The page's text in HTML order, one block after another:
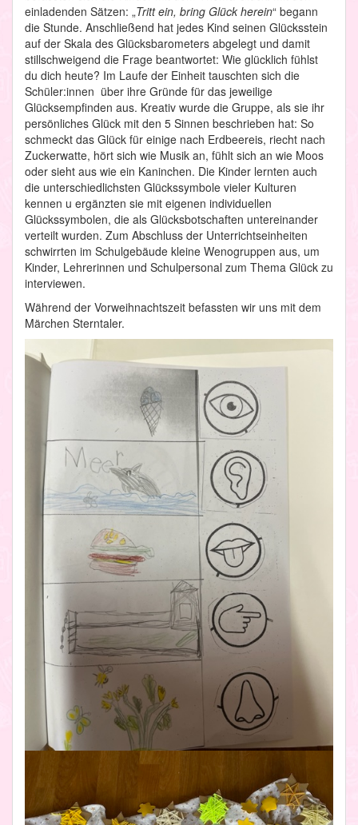
einladenden Sätzen: „Tritt ein, bring Glück herein“ begann
die Stunde. Anschließend hat jedes Kind seinen Glücksstein
auf der Skala des Glücksbarometers abgelegt und damit
stillschweigend die Frage beantwortet: Wie glücklich fühlst
du dich heute? Im Laufe der Einheit tauschten sich die
Schüler:innen über ihre Gründe für das jeweilige
Glücksempfinden aus. Kreativ wurde die Gruppe, als sie ihr
persönliches Glück mit den 5 Sinnen beschrieben hat: So
schmeckt das Glück für einige nach Erdbeereis, riecht nach
Zuckerwatte, hört sich wie Musik an, fühlt sich an wie Moos
oder sieht aus wie ein Kaninchen. Die Kinder lernten auch
die unterschiedlichsten Glückssymbole vieler Kulturen
kennen u ergänzten sie mit eigenen individuellen
Glückssymbolen, die als Glücksbotschaften untereinander
verteilt wurden. Zum Abschluss der Unterrichtseinheiten
schwirrten im Schulgebäude kleine Wenogruppen aus, um
Kinder, Lehrerinnen und Schulpersonal zum Thema Glück zu
interviewen.
Während der Vorweihnachtszeit befassten wir uns mit dem
Märchen Sterntaler.